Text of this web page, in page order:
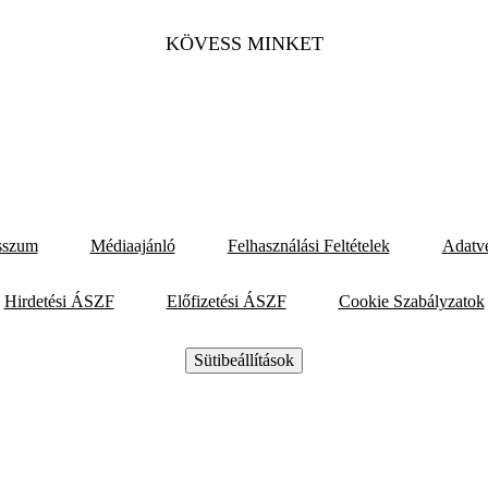
KÖVESS MINKET
Médiaajánló Felhasználási Feltételek
Hirdetési ÁSZF Előfizetési ÁSZF Cookie Szabályzatok
Sütibeállítások